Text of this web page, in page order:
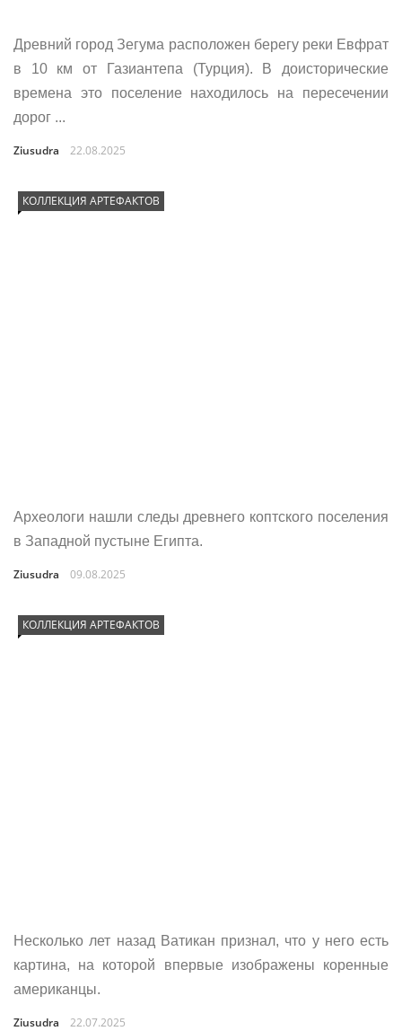
Древний город Зегума расположен берегу реки Евфрат
в 10 км от Газиантепа (Турция). В доисторические
времена это поселение находилось на пересечении
дорог ...
Ziusudra 22.08.2025
КОЛЛЕКЦИЯ АРТЕФАКТОВ
Археологи нашли следы древнего коптского поселения
в Западной пустыне Египта.
Ziusudra 09.08.2025
КОЛЛЕКЦИЯ АРТЕФАКТОВ
Несколько лет назад Ватикан признал, что у него есть
картина, на которой впервые изображены коренные
американцы.
Ziusudra 22.07.2025